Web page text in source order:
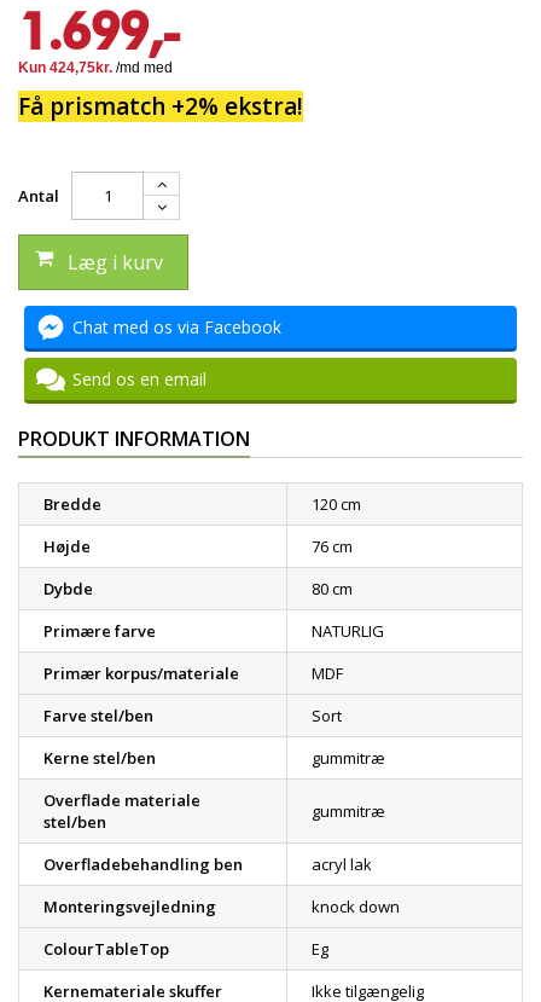
1.699,-
Få prismatch +2% ekstra!
Antal
Læg i kurv
Chat med os via Facebook
Send os en email
PRODUKT INFORMATION
Bredde
120 cm
Højde
76 cm
Dybde
80 cm
Primære farve
NATURLIG
Primær korpus/materiale
MDF
Farve stel/ben
Sort
Kerne stel/ben
gummitræ
Overflade materiale
stel/ben
gummitræ
Overfladebehandling ben
acryl lak
Monteringsvejledning
knock down
ColourTableTop
Eg
Kernemateriale skuffer
Ikke tilgængelig